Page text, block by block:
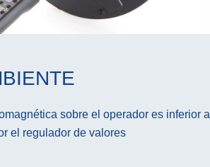
sobre el operador es inferior al
el regulador de valores